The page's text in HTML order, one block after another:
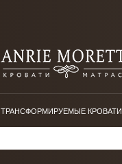
ТРАНСФОРМИРУЕМЫЕ КРОВАТИ